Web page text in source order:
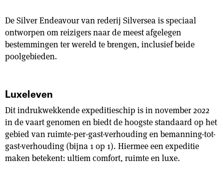
De Silver Endeavour van rederij Silversea is speciaal
ontworpen om reizigers naar de meest afgelegen
bestemmingen ter wereld te brengen, inclusief beide
poolgebieden.
Luxeleven
Dit indrukwekkende expeditieschip is in november 2022
in de vaart genomen en biedt de hoogste standaard op het
gebied van ruimte-per-gast-verhouding en bemanning-tot-
gast-verhouding (bijna 1 op 1). Hiermee een expeditie
maken betekent: ultiem comfort, ruimte en luxe.